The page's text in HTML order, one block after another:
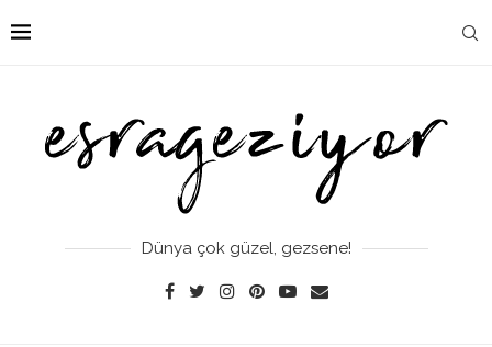
Dünya çok güzel, gezsene!